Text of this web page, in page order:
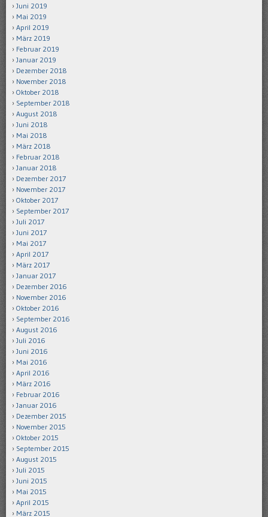
Juni 2019
Mai 2019
April 2019
März 2019
Februar 2019
Januar 2019
Dezember 2018
November 2018
Oktober 2018
September 2018
August 2018
Juni 2018
Mai 2018
März 2018
Februar 2018
Januar 2018
Dezember 2017
November 2017
Oktober 2017
September 2017
Juli 2017
Juni 2017
Mai 2017
April 2017
März 2017
Januar 2017
Dezember 2016
November 2016
Oktober 2016
September 2016
August 2016
Juli 2016
Juni 2016
Mai 2016
April 2016
März 2016
Februar 2016
Januar 2016
Dezember 2015
November 2015
Oktober 2015
September 2015
August 2015
Juli 2015
Juni 2015
Mai 2015
April 2015
März 2015